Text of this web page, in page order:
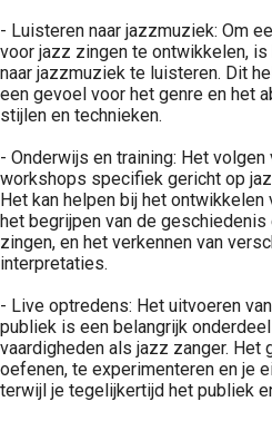
- Luisteren naar jazzmuziek: Om
voor jazz zingen te ontwikkelen,
naar jazzmuziek te luisteren. Dit
een gevoel voor het genre en het
stijlen en technieken.
- Onderwijs en training: Het
workshops specifiek gericht op
Het kan helpen bij het ontwikkelen
het begrijpen van de
zingen, en het verkennen van
interpretaties.
- Live optredens: Het uitvoeren
publiek is een belangrijk
vaardigheden als jazz zanger. Het
oefenen, te experimenteren en je
terwijl je tegelijkertijd het publiek